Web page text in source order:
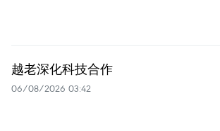
越老深化科技合作
06/08/2026 03:42